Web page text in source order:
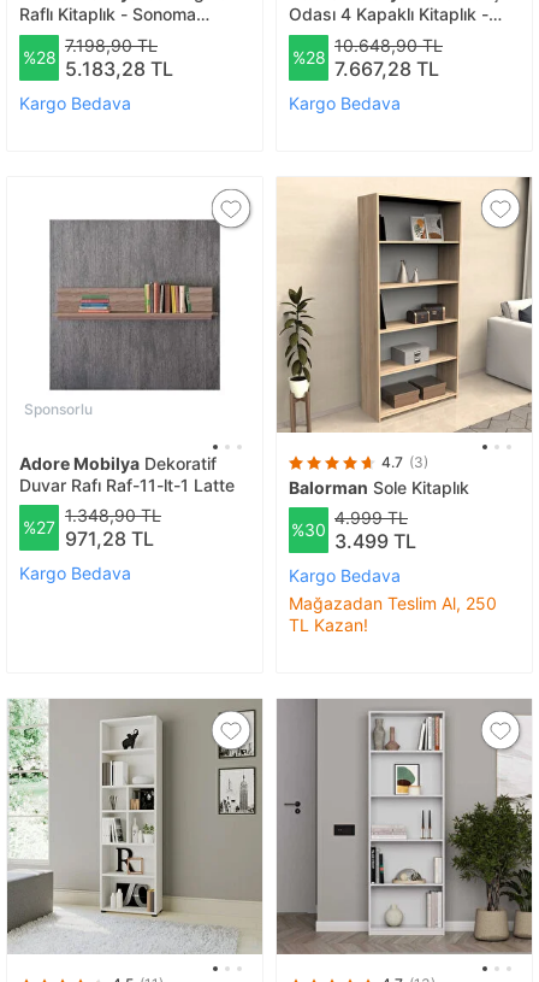
Raflı Kitaplık - Sonoma
75x188x 30 Cm (gxyxd)
%28
7.198,90 TL
5.183,28 TL
Kargo Bedava
Odası 4 Kapaklı Kitaplık -
Florida Meşe/karışık Renk
67x181x30 Cm
%28
10.648,90 TL
7.667,28 TL
Kargo Bedava
Sponsorlu
Adore Mobilya Dekoratif
Duvar Rafı Raf-11-lt-1 Latte
%27
1.348,90 TL
971,28 TL
Kargo Bedava
4.7 (3)
Balorman Sole Kitaplık
%30
4.999 TL
3.499 TL
Kargo Bedava
Mağazadan Teslim Al, 250
TL Kazan!